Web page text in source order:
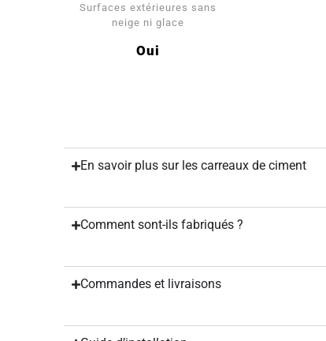
Surfaces extérieures sans
neige ni glace
Oui
En savoir plus sur les carreaux de ciment
Comment sont-ils fabriqués ?
Commandes et livraisons